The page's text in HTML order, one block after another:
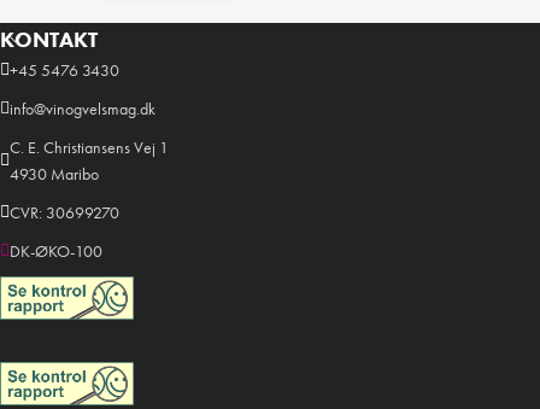
KONTAKT
+45 5476 3430
info@vinogvelsmag.dk
C. E. Christiansens Vej 1
4930 Maribo
CVR: 30699270
DK-ØKO-100